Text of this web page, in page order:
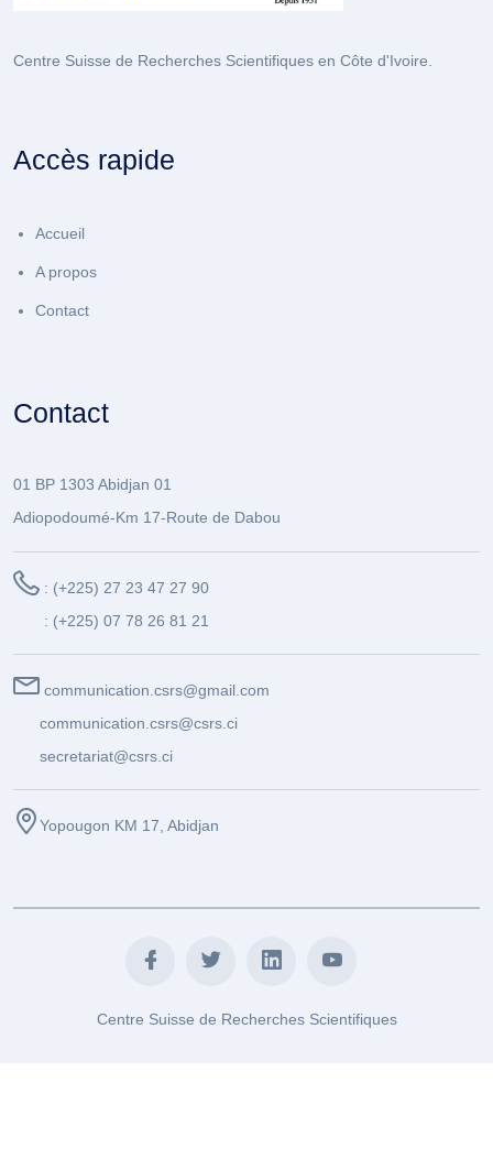
Centre Suisse de Recherches Scientifiques en Côte d'Ivoire.
Accès rapide
Accueil
A propos
Contact
Contact
01 BP 1303 Abidjan 01
Adiopodoumé-Km 17-Route de Dabou
: (+225) 27 23 47 27 90
: (+225) 07 78 26 81 21
communication.csrs@gmail.com
communication.csrs@csrs.ci
secretariat@csrs.ci
Yopougon KM 17, Abidjan
Centre Suisse de Recherches Scientifiques